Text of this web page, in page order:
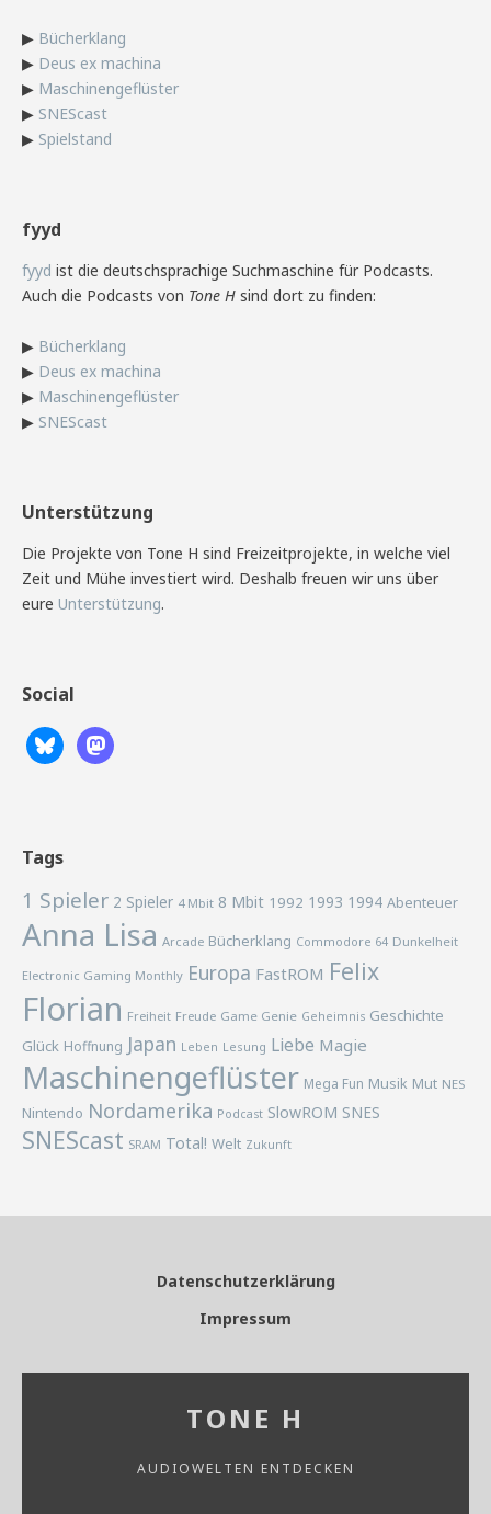
▶ Bücherklang
▶ Deus ex machina
▶ Maschinengeflüster
▶ SNEScast
▶ Spielstand
fyyd
fyyd ist die deutschsprachige Suchmaschine für Podcasts.
Auch die Podcasts von Tone H sind dort zu finden:
▶ Bücherklang
▶ Deus ex machina
▶ Maschinengeflüster
▶ SNEScast
Unterstützung
Die Projekte von Tone H sind Freizeitprojekte, in welche viel
Zeit und Mühe investiert wird. Deshalb freuen wir uns über
eure Unterstützung.
Social
Tags
1 Spieler 2 Spieler 4 Mbit 8 Mbit 1992 1993 1994 Abenteuer
Anna Lisa Arcade Bücherklang Commodore 64 Dunkelheit
Electronic Gaming Monthly Europa FastROM Felix
Florian Freiheit Freude Game Genie Geheimnis Geschichte
Glück Hoffnung Japan Leben Lesung Liebe Magie
Maschinengeflüster Mega Fun Musik Mut NES
Nintendo Nordamerika Podcast SlowROM SNES
SNEScast SRAM Total! Welt Zukunft
Datenschutzerklärung
Impressum
TONE H
AUDIOWELTEN ENTDECKEN